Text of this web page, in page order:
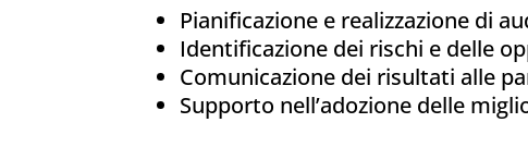
Pianificazione e realizzazione di
Identificazione dei rischi e delle
Comunicazione dei risultati alle
Supporto nell’adozione delle